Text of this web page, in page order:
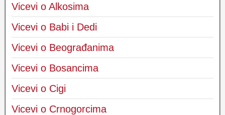
Vicevi o Alkosima
Vicevi o Babi i Dedi
Vicevi o Beograđanima
Vicevi o Bosancima
Vicevi o Cigi
Vicevi o Crnogorcima